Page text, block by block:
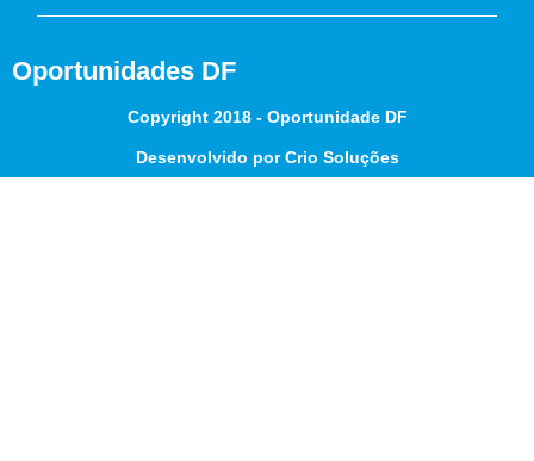
Oportunidades DF
Copyright 2018 - Oportunidade DF
Desenvolvido por Crio Soluções